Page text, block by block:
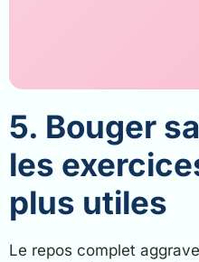
5. Bouger
les
plus utiles
Le repos complet